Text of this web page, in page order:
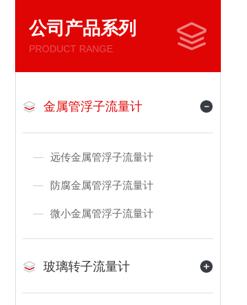
公司产品系列
PRODUCT RANGE
金属管浮子流量计
远传金属管浮子流量计
防腐金属管浮子流量计
微小金属管浮子流量计
玻璃转子流量计